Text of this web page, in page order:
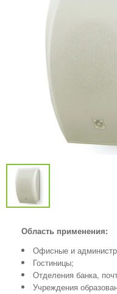
Область применения:
Офисные и
Гостиницы;
Отделения банка,
Учреждения